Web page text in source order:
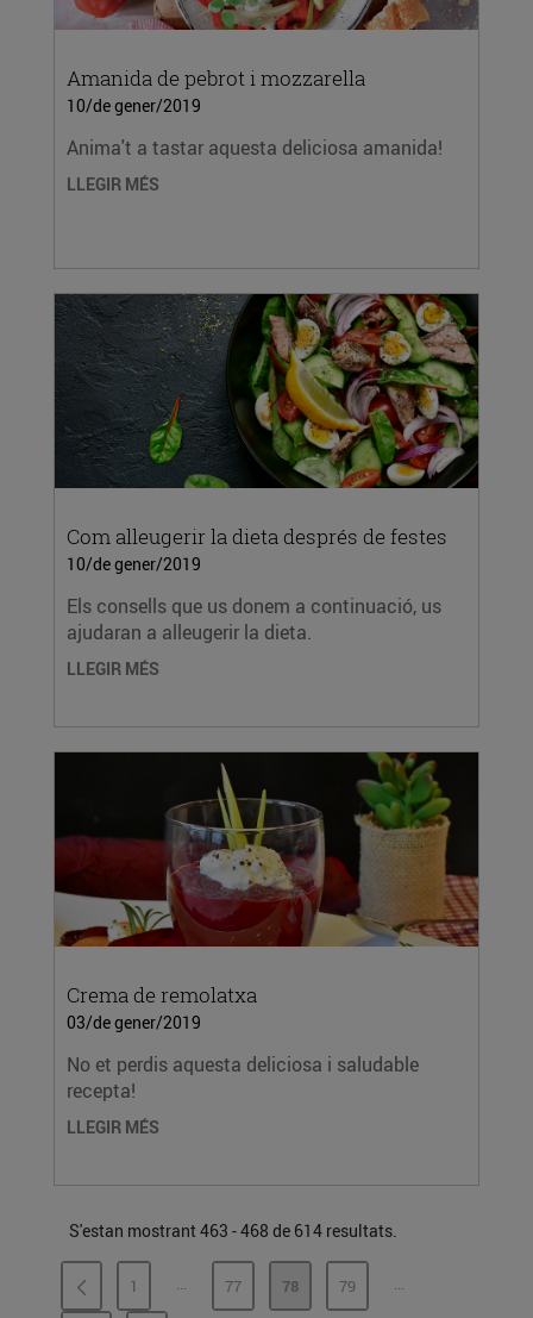
Amanida de pebrot i mozzarella
10/de gener/2019
Anima't a tastar aquesta deliciosa amanida!
LLEGIR MÉS
Com alleugerir la dieta després de festes
10/de gener/2019
Els consells que us donem a continuació, us
ajudaran a alleugerir la dieta.
LLEGIR MÉS
Crema de remolatxa
03/de gener/2019
No et perdis aquesta deliciosa i saludable
recepta!
LLEGIR MÉS
S'estan mostrant 463 - 468 de 614 resultats.
PÀGINA
1 ...PÀGINES INTERMÈDIES
PÀGINA
77 PÀGINA
78 PÀGINA
79 ...PÀGINES